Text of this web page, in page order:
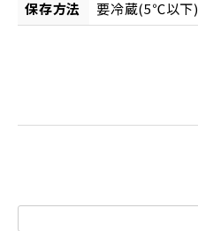
保存方法 要冷蔵(5℃以下)